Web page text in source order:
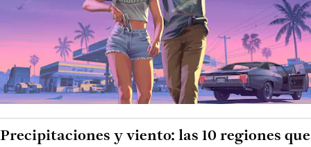
Precipitaciones y viento: las 10 regiones que